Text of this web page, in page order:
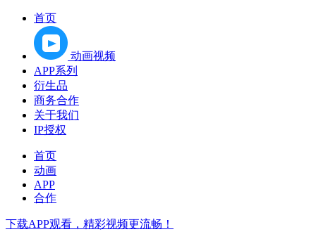
首页
动画视频
APP系列
衍生品
商务合作
关于我们
IP授权
首页
动画
APP
合作
下载APP观看，精彩视频更流畅！